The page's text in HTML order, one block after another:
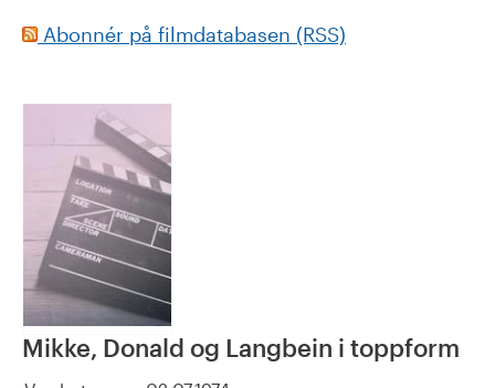
Abonnér på filmdatabasen (RSS)
Mikke, Donald og Langbein i toppform